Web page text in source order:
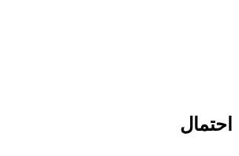
احتمال